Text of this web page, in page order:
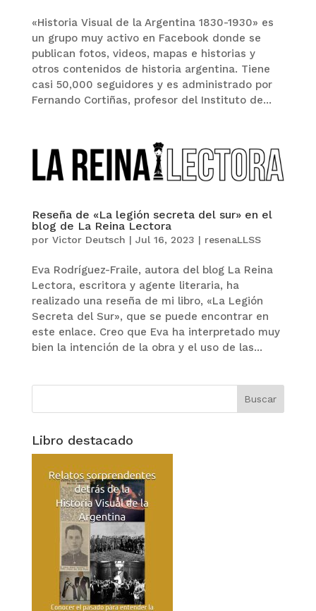
«Historia Visual de la Argentina 1830-1930» es
un grupo muy activo en Facebook donde se
publican fotos, videos, mapas e historias y
otros contenidos de historia argentina. Tiene
casi 50,000 seguidores y es administrado por
Fernando Cortiñas, profesor del Instituto de...
Reseña de «La legión secreta del sur» en el
blog de La Reina Lectora
por Victor Deutsch | Jul 16, 2023 | resenaLLSS
Eva Rodríguez-Fraile, autora del blog La Reina
Lectora, escritora y agente literaria, ha
realizado una reseña de mi libro, «La Legión
Secreta del Sur», que se puede encontrar en
este enlace. Creo que Eva ha interpretado muy
bien la intención de la obra y el uso de las...
Libro destacado